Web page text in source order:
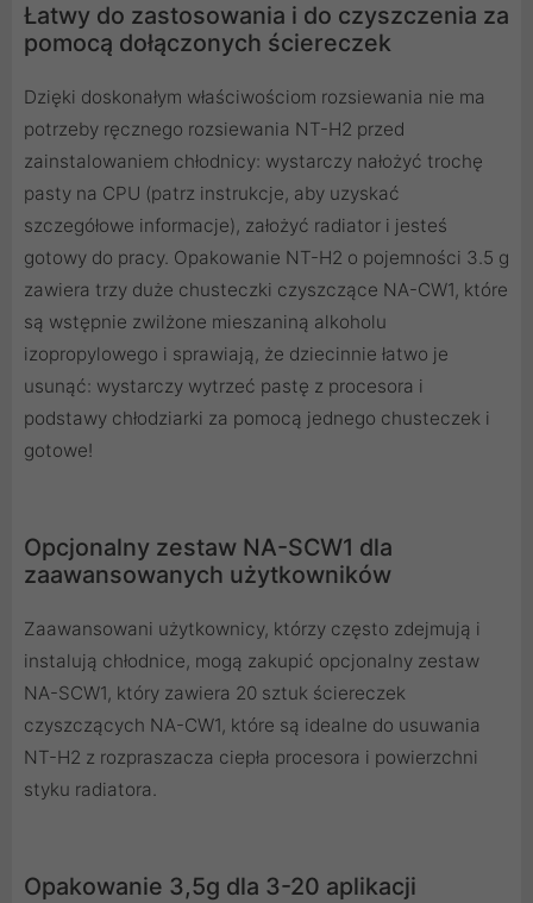
Łatwy do zastosowania i do czyszczenia za
pomocą dołączonych ściereczek
Dzięki doskonałym właściwościom rozsiewania nie ma
potrzeby ręcznego rozsiewania NT-H2 przed
zainstalowaniem chłodnicy: wystarczy nałożyć trochę
pasty na CPU (patrz instrukcje, aby uzyskać
szczegółowe informacje), założyć radiator i jesteś
gotowy do pracy. Opakowanie NT-H2 o pojemności 3.5 g
zawiera trzy duże chusteczki czyszczące NA-CW1, które
są wstępnie zwilżone mieszaniną alkoholu
izopropylowego i sprawiają, że dziecinnie łatwo je
usunąć: wystarczy wytrzeć pastę z procesora i
podstawy chłodziarki za pomocą jednego chusteczek i
gotowe!
Opcjonalny zestaw NA-SCW1 dla
zaawansowanych użytkowników
Zaawansowani użytkownicy, którzy często zdejmują i
instalują chłodnice, mogą zakupić opcjonalny zestaw
NA-SCW1, który zawiera 20 sztuk ściereczek
czyszczących NA-CW1, które są idealne do usuwania
NT-H2 z rozpraszacza ciepła procesora i powierzchni
styku radiatora.
Opakowanie 3,5g dla 3-20 aplikacji